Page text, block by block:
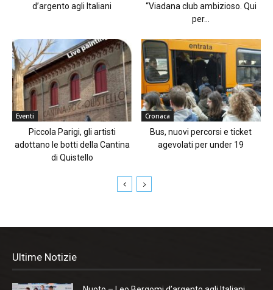
d’argento agli Italiani
“Viadana club ambizioso. Qui
per...
Eventi
Piccola Parigi, gli artisti
adottano le botti della Cantina
di Quistello
Cronaca
Bus, nuovi percorsi e ticket
agevolati per under 19
Ultime Notizie